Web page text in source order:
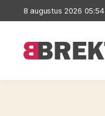
8 augustus 2026 05:54